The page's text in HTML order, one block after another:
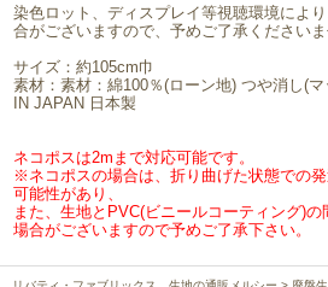
染色ロット、ディスプレイ等視聴環境によ
合がございますので、予めご了承くださいま
サイズ：約105cm巾
素材：素材：綿100％(ローン地) つや消し(
IN JAPAN 日本製
ネコポスは2mまで対応可能です。
※ネコポスの場合は、折り曲げた状態での
可能性があり、
また、生地とPVC(ビニールコーティング)
場合がございますので予めご了承下さい。